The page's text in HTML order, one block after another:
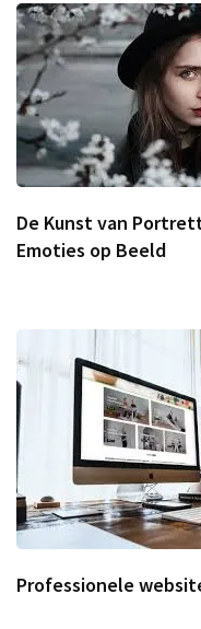
De Kunst van
Emoties op Beeld
Professionele